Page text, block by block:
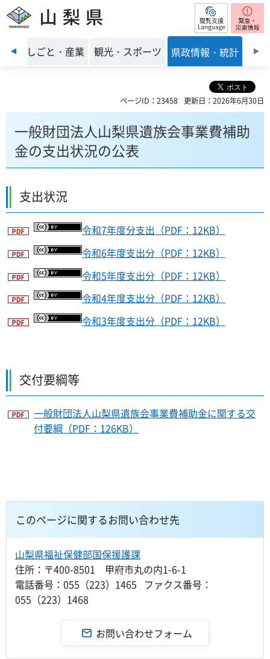
山梨県 閲覧支援
前のスライドを表示
境 しごと・産業 観光・スポーツ 県政情報・統計
ページID：23458 更新日：2026年6月30日
一般財団法人山梨県遺族会事業費補助
金の支出状況の公表
支出状況
令和7年度分支出（PDF：12KB）
令和6年度支出分（PDF：12KB）
令和5年度支出分（PDF：12KB）
令和4年度支出分（PDF：12KB）
令和3年度支出分（PDF：12KB）
交付要綱等
一般財団法人山梨県遺族会事業費補助金に関する交
付要綱（PDF：126KB）
このページに関するお問い合わせ先
山梨県福祉保健部国保援護課
住所：〒400-8501 甲府市丸の内1-6-1
電話番号：055（223）1465 ファクス番号：
055（223）1468